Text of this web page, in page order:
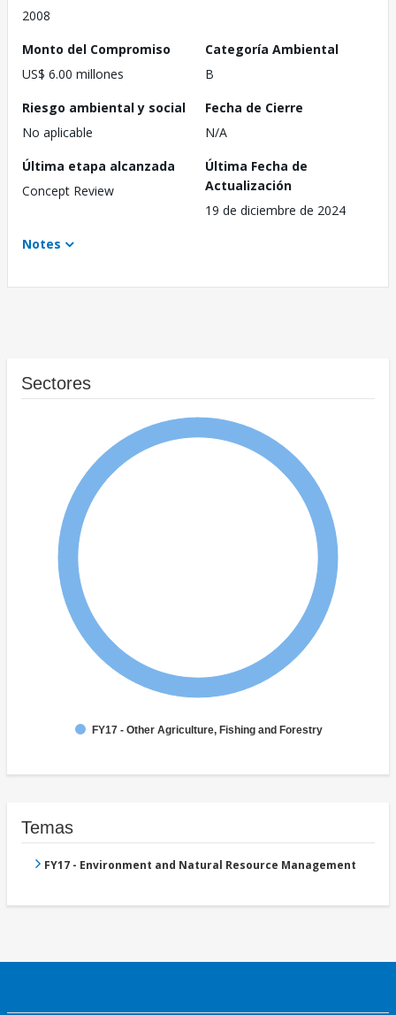
2008
Monto del Compromiso
US$ 6.00 millones
Categoría Ambiental
B
Riesgo ambiental y social
No aplicable
Fecha de Cierre
N/A
Última etapa alcanzada
Concept Review
Última Fecha de
Actualización
19 de diciembre de 2024
Notes
Sectores
FY17 - Other Agriculture, Fishing and Forestry
Temas
FY17 - Environment and Natural Resource Management